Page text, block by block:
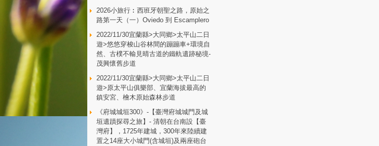
2026小旅行︰西班牙朝聖之路，原始之
路第一天（一）Oviedo 到 Escamplero
2022/11/30宜蘭縣>大同鄉>太平山二日
遊>悠悠穿梭山谷林間的蹦蹦車+環境自
然、古樸不輸見晴古道的鐵軌遺跡秘境-
茂興懷舊步道
2022/11/30宜蘭縣>大同鄉>太平山二日
遊>原太平山俱樂部、宜蘭海拔最高的
鎮安宮、檜木原始森林步道
《府城城垣300》-【臺灣府城城門及城
垣遺蹟探尋之旅】- 清朝在台南設【臺
灣府】，1725年建城，300年來陸續建
置之14座大小城門(含城垣)及兩座砲台